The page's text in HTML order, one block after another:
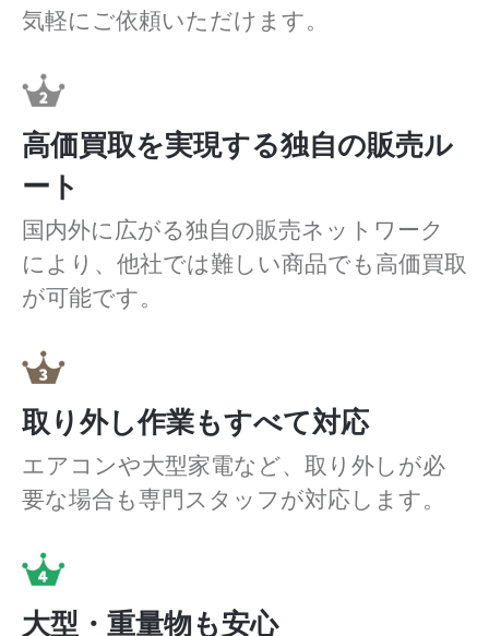
気軽にご依頼いただけます。
高価買取を実現する独自の販売ル
ート
国内外に広がる独自の販売ネットワーク
により、他社では難しい商品でも高価買取
が可能です。
取り外し作業もすべて対応
エアコンや大型家電など、取り外しが必
要な場合も専門スタッフが対応します。
大型・重量物も安心